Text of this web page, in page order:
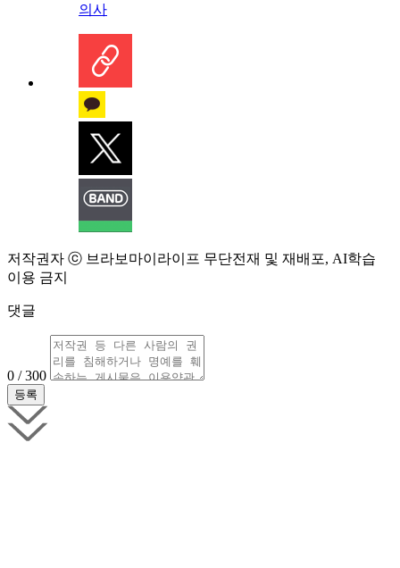
의사
저작권자 ⓒ 브라보마이라이프 무단전재 및 재배포, AI학습
이용 금지
댓글
0 / 300